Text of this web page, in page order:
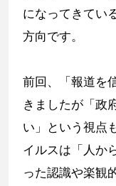
になってきてい
方向です。
前回、「報道を
きましたが「政
い」という視点
イルスは「人か
った認識や楽観